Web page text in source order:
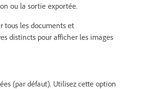
ou la sortie exportée.
tous les documents et
distincts pour afficher les images
(par défaut). Utilisez cette option